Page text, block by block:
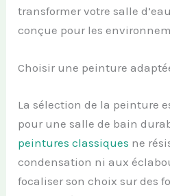
transformer votre salle
conçue pour les
Choisir une peinture
La sélection de la peinture
pour une salle de bain
peintures classiques ne
condensation ni aux
focaliser son choix sur des